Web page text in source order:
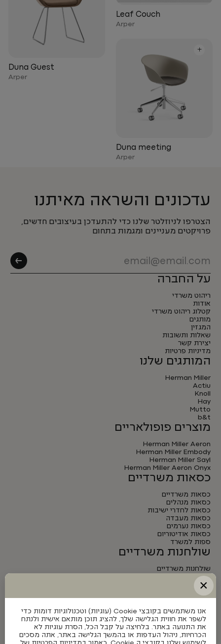
Leaf Couch
Arper
Duna Guest
Arper
+
Duna meeting
Arper
עדכונים והשראה מאיתנו
הצטרפו לניוזלטר שלנו כדי להתעדכן בעיצובים חדשים,
פרויקטים מעניינים ומגמות בתחום
על החברה
ריהוט משרדי
אודות
קטלוג ריהוט משרדי
מותגים
המגזין
שאלות ותשובות
יצירת קשר
מדיניות פרטיות
המותגים שלנו
Herman Miller
Actiu
Knoll
Hay
Mutto
b&t
מוצרים פופולאריים
Herman Miller Aeron
Herman Miller Embody
Herman Miller Sayl
Herman Miller Aeron Onyx
כסאות משרדיים
כסאות משרדיים
כסאות מנהלים
כסאות לחדרי ישיבות
כסאות מעבדה
כסאות נערמים
כסאות אודיטוריום
ספות למשרד
שולחנות משרדיים
שולחנות משרדיים
שולחנות מנהלים
שולחנות לחדרי ישיבות
שולחנות מתכווננים חשמליים
×
אנו משתמשים בקובצי Cookie (עוגיות) וטכנולוגיות דומות כדי
לשפר את חווית הגלישה שלך, להציג תוכן מותאם אישית ולנתח
את התנועה באתר. בלחיצה על קבל הכל, הסרת עוגיות לא
הכרחיות, ניהול העדפות או בהמשך הגלישה באתר, אתה מסכים